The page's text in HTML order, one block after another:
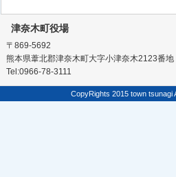
津奈木町役場
〒869-5692
熊本県葦北郡津奈木町大字小津奈木2123番地
Tel:0966-78-3111
CopyRights 2015 town tsunagi